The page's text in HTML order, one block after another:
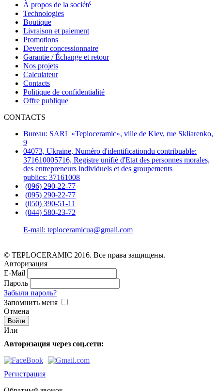
À propos de la société
Technologies
Boutique
Livraison et paiement
Promotions
Devenir concessionnaire
Garantie / Échange et retour
Nos projets
Calculateur
Contacts
Politique de confidentialité
Offre publique
CONTACTS
Bureau: SARL «Teploceramic», ville de Kiev, rue Skliarenko,
9
04073, Ukraine, Numéro d'identificationdu contribuable:
371610005716, Registre unifié d'Etat des personnes morales,
des entrepreneurs individuels et des groupements
publics: 37161008
(096) 290-22-77
(095) 290-22-77
(050) 390-51-11
(044) 580-23-72
E-mail: teploceramicua@gmail.com
© TEPLOCERAMIC 2016. Все права защищены.
Авторизация
E-Mail
Пароль
Забыли пароль?
Запомнить меня
Отмена
Или
Авторизация через соц.сети:
Регистрация